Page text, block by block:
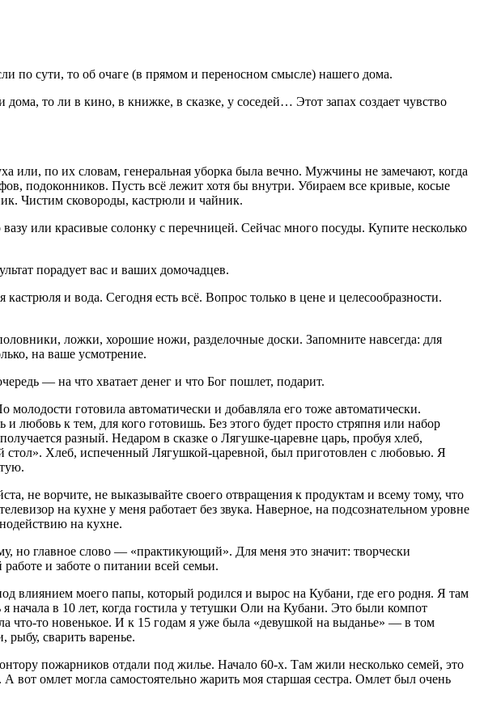
по сути, то об очаге (в прямом и переносном смысле) нашего дома.
то ли в кино, в книжке, в сказке, у соседей… Этот запах создает чувство
или, по их словам, генеральная уборка была вечно. Мужчины не замечают, когда
подоконников. Пусть всё лежит хотя бы внутри. Убираем все кривые, косые
Чистим сковороды, кастрюли и чайник.
или красивые солонку с перечницей. Сейчас много посуды. Купите несколько
порадует вас и ваших домочадцев.
и вода. Сегодня есть всё. Вопрос только в цене и целесообразности.
ложки, хорошие ножи, разделочные доски. Запомните навсегда: для
на ваше усмотрение.
— на что хватает денег и что Бог пошлет, подарит.
готовила автоматически и добавляла его тоже автоматически.
и любовь к тем, для кого готовишь. Без этого будет просто стряпня или набор
разный. Недаром в сказке о Лягушке-царевне царь, пробуя хлеб,
стол». Хлеб, испеченный Лягушкой-царевной, был приготовлен с любовью. Я
не ворчите, не выказывайте своего отвращения к продуктам и всему тому, что
на кухне у меня работает без звука. Наверное, на подсознательном уровне
на кухне.
главное слово — «практикующий». Для меня это значит: творчески
и заботе о питании всей семьи.
влиянием моего папы, который родился и вырос на Кубани, где его родня. Я там
в 10 лет, когда гостила у тетушки Оли на Кубани. Это были компот
что-то новенькое. И к 15 годам я уже была «девушкой на выданье» — в том
сварить варенье.
пожарников отдали под жилье. Начало 60-х. Там жили несколько семей, это
омлет могла самостоятельно жарить моя старшая сестра. Омлет был очень